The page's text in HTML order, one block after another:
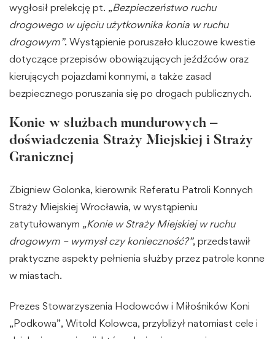
wygłosił prelekcję pt. „Bezpieczeństwo ruchu
drogowego w ujęciu użytkownika konia w ruchu
drogowym”. Wystąpienie poruszało kluczowe kwestie
dotyczące przepisów obowiązujących jeźdźców oraz
kierujących pojazdami konnymi, a także zasad
bezpiecznego poruszania się po drogach publicznych.
Konie w służbach mundurowych –
doświadczenia Straży Miejskiej i Straży
Granicznej
Zbigniew Golonka, kierownik Referatu Patroli Konnych
Straży Miejskiej Wrocławia, w wystąpieniu
zatytułowanym „Konie w Straży Miejskiej w ruchu
drogowym – wymysł czy konieczność?”, przedstawił
praktyczne aspekty pełnienia służby przez patrole konne
w miastach.
Prezes Stowarzyszenia Hodowców i Miłośników Koni
„Podkowa”, Witold Kolowca, przybliżył natomiast cele i